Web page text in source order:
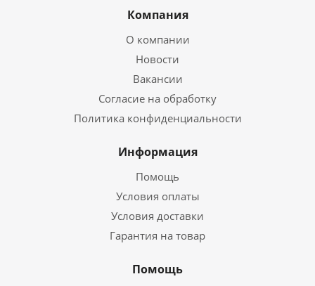
Компания
О компании
Новости
Вакансии
Согласие на обработку
Политика конфиденциальности
Информация
Помощь
Условия оплаты
Условия доставки
Гарантия на товар
Помощь